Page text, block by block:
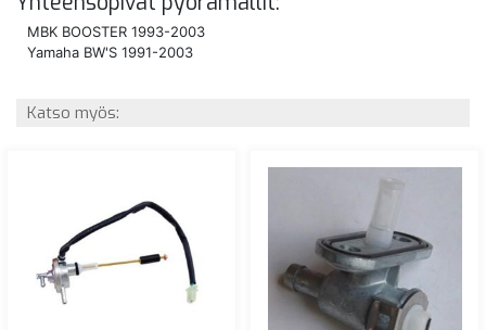
MBK BOOSTER 1993-2003
Yamaha BW'S 1991-2003
Katso myös: